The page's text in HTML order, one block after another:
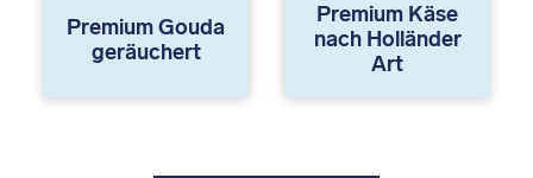
Premium Gouda
geräuchert
Premium Käse
nach Holländer
Art